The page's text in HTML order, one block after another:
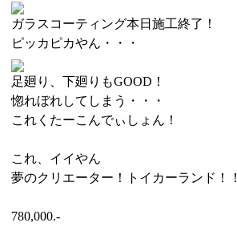
ガラスコーティング本日施工終了！
ピッカピカやん・・・
足廻り、下廻りもGOOD！
惚れぼれしてしまう・・・
これくたーこんでぃしょん！
これ、イイやん
夢のクリエーター！トイカーランド！！
780,000.-